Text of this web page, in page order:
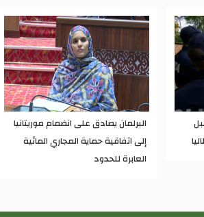
البرلمان يصادق على انضمام موريتانيا
إلى اتفاقية حماية المجاري المائية
العابرة للحدود